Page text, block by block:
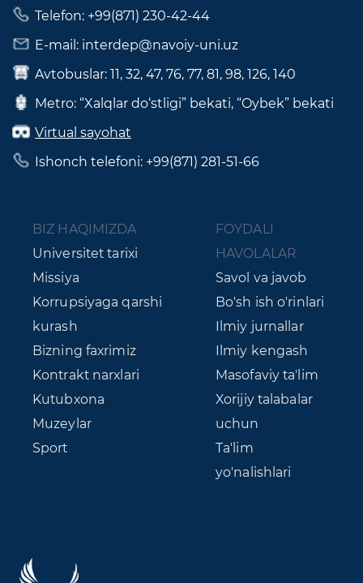
Telefon: +99(871) 230-42-44
E-mail: interdep@navoiy-uni.uz
Avtobuslar: 11, 32, 47, 76, 77, 81, 98, 126, 140
Metro: “Xalqlar do‘stligi” bekati, “Oybek” bekati
Virtual sayohat
Ishonch telefoni: +99(871) 281-51-66
BIZ HAQIMIZDA
Universitet tarixi
Missiya
Korrupsiyaga qarshi
kurash
Bizning faxrimiz
Kontrakt narxlari
Kutubxona
Muzeylar
Sport
FOYDALI
HAVOLALAR
Savol va javob
Bo'sh ish o'rinlari
Ilmiy jurnallar
Ilmiy kengash
Masofaviy ta'lim
Xorijiy talabalar
uchun
Ta'lim
yo'nalishlari